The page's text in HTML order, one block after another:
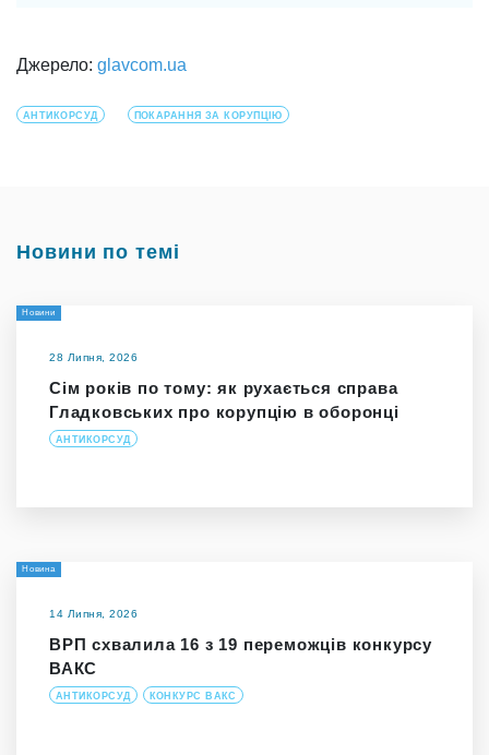
Джерело: glavcom.ua
АНТИКОРСУД ПОКАРАННЯ ЗА КОРУПЦІЮ
Новини по темі
Новини
28 Липня, 2026
Сім років по тому: як рухається справа
Гладковських про корупцію в оборонці
АНТИКОРСУД
Новина
14 Липня, 2026
ВРП схвалила 16 з 19 переможців конкурсу
ВАКС
АНТИКОРСУД КОНКУРС ВАКС